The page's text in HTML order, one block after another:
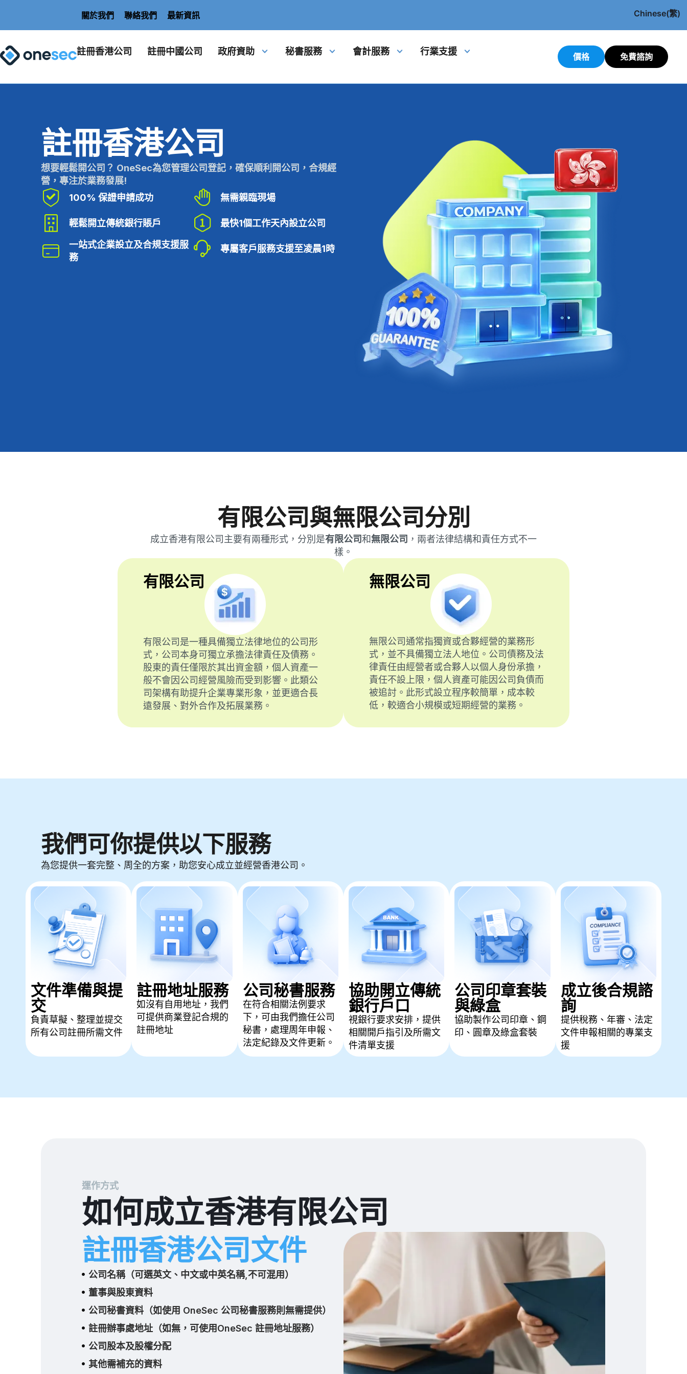
關於我們 聯絡我們 最新資訊
Chinese(繁)
English
註冊香港公司 註冊中國公司 政府資助 秘書服務 會計服務 行業支援 價格 免費諮詢
註冊香港公司
想要輕鬆開公司？ OneSec為您管理公司登記，確保順利開公司，合規經
營，專注於業務發展!
100% 保證申請成功
無需親臨現場
輕鬆開立傳統銀行賬戶 最快1個工作天內設立公司
一站式企業設立及合規支援服
務
專屬客戶服務支援至凌晨1時
有限公司與無限公司分別
成立香港有限公司主要有兩種形式，分別是有限公司和無限公司 ，兩者法律結構和責任方式不一
樣。
有限公司
有限公司是一種具備獨立法律地位的公司形
式，公司本身可獨立承擔法律責任及債務。
股東的責任僅限於其出資金額，個人資產一
般不會因公司經營風險而受到影響。此類公
司架構有助提升企業專業形象，並更適合長
遠發展、對外合作及拓展業務。
無限公司
無限公司通常指獨資或合夥經營的業務形
式，並不具備獨立法人地位。公司債務及法
律責任由經營者或合夥人以個人身份承擔，
責任不設上限，個人資產可能因公司負債而
被追討。此形式設立程序較簡單，成本較
低，較適合小規模或短期經營的業務。
我們可你提供以下服務
為您提供一套完整、周全的方案，助您安心成立並經營香港公司。
文件準備與提
交
負責草擬、整理並提交
所有公司註冊所需文件
註冊地址服務
如沒有自用地址，我們
可提供商業登記合規的
註冊地址
公司秘書服務
在符合相關法例要求
下，可由我們擔任公司
秘書，處理周年申報、
法定紀錄及文件更新。
協助開立傳統
銀行戶口
視銀行要求安排，提供
相關開戶指引及所需文
件清單支援
公司印章套裝
與綠盒
協助製作公司印章、鋼
印、圓章及綠盒套裝
成立後合規諮
詢
提供稅務、年審、法定
文件申報相關的專業支
援
運作方式
如何成立香港有限公司
註冊香港公司文件
公司名稱（可選英文、中文或中英名稱,不可混用）
董事與股東資料
公司秘書資料（如使用 OneSec 公司秘書服務則無需提供）
註冊辦事處地址（如無，可使用OneSec 註冊地址服務）
公司股本及股權分配
其他需補充的資料